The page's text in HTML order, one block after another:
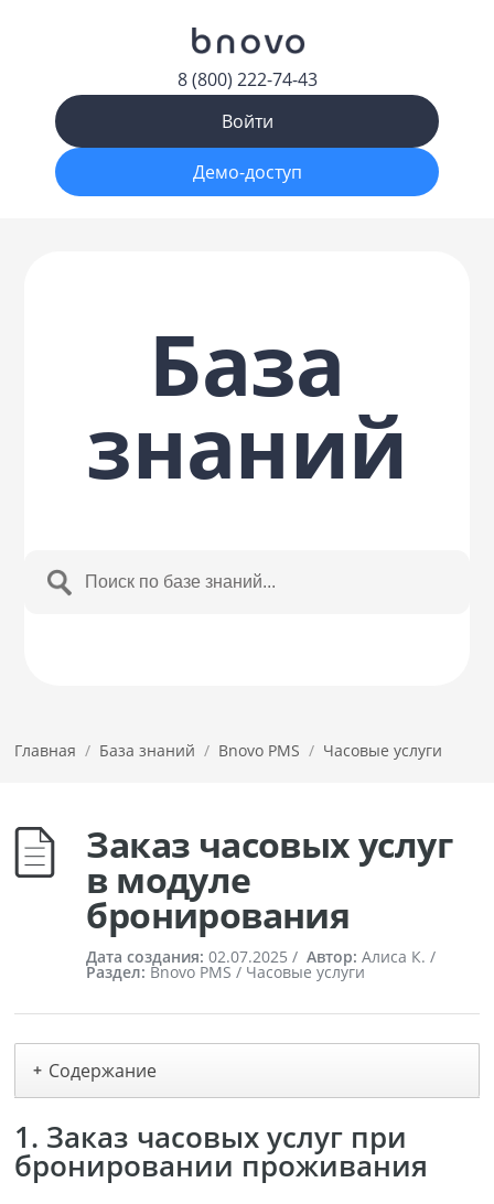
8 (800) 222-74-43
Войти
Демо-доступ
База
знаний
Главная / База знаний / Bnovo PMS / Часовые услуги
Заказ часовых услуг
в модуле
бронирования
Дата создания:02.07.2025 / Автор:Алиса К. /
Раздел: Bnovo PMS / Часовые услуги
+ Содержание
1. Заказ часовых услуг при
бронировании проживания